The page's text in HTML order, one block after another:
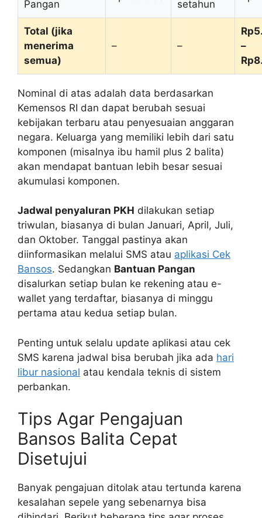
Pangan setahun
Total (jika
menerima
semua)
– –
–
Nominal di atas adalah data berdasarkan
Kemensos RI dan dapat berubah sesuai
kebijakan terbaru atau penyesuaian anggaran
negara. Keluarga yang memiliki lebih dari satu
komponen (misalnya ibu hamil plus 2 balita)
akan mendapat bantuan lebih besar sesuai
akumulasi komponen.
Jadwal penyaluran PKH dilakukan setiap
triwulan, biasanya di bulan Januari, April, Juli,
dan Oktober. Tanggal pastinya akan
diinformasikan melalui SMS atau aplikasi Cek
Bansos. Sedangkan Bantuan Pangan
disalurkan setiap bulan ke rekening atau e-
wallet yang terdaftar, biasanya di minggu
pertama atau kedua setiap bulan.
Penting untuk selalu update aplikasi atau cek
SMS karena jadwal bisa berubah jika ada hari
libur nasional atau kendala teknis di sistem
perbankan.
Tips Agar Pengajuan
Bansos Balita Cepat
Disetujui
Banyak pengajuan ditolak atau tertunda karena
kesalahan sepele yang sebenarnya bisa